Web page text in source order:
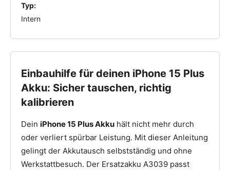
Typ:
Intern
Einbauhilfe für deinen iPhone 15 Plus
Akku: Sicher tauschen, richtig
kalibrieren
Dein iPhone 15 Plus Akku hält nicht mehr durch
oder verliert spürbar Leistung. Mit dieser Anleitung
gelingt der Akkutausch selbstständig und ohne
Werkstattbesuch. Der Ersatzakku A3039 passt